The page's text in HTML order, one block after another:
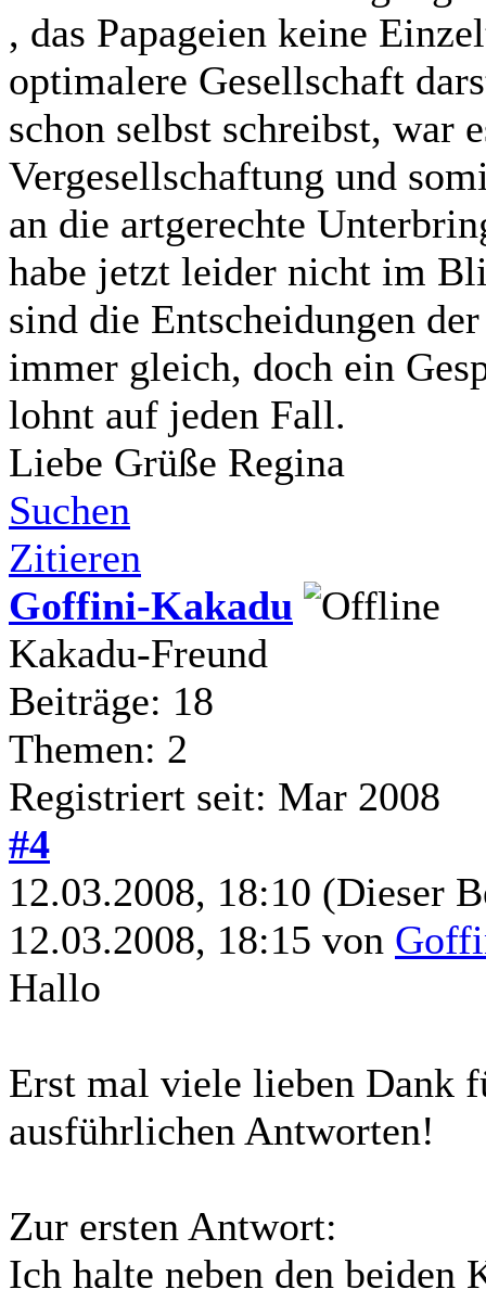
, das Papageien keine
optimalere Gesellschaft
schon selbst schreibst, war
Vergesellschaftung und
an die artgerechte
habe jetzt leider nicht im
sind die Entscheidungen
immer gleich, doch ein
lohnt auf jeden Fall.
Liebe Grüße Regina
Suchen
Zitieren
Goffini-Kakadu
Kakadu-Freund
Beiträge: 18
Themen: 2
Registriert seit: Mar 2008
#4
12.03.2008, 18:10 (Dieser
12.03.2008, 18:15 von
Hallo
Erst mal viele lieben Dank
ausführlichen Antworten!
Zur ersten Antwort:
Ich halte neben den beiden